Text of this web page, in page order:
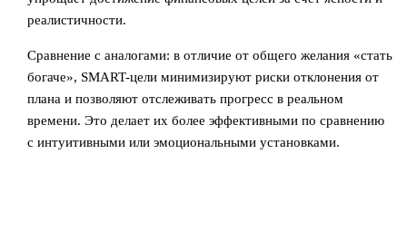
реалистичности.
Сравнение с аналогами: в отличие от общего желания «стать
богаче», SMART-цели минимизируют риски отклонения от
плана и позволяют отслеживать прогресс в реальном
времени. Это делает их более эффективными по сравнению
с интуитивными или эмоциональными установками.